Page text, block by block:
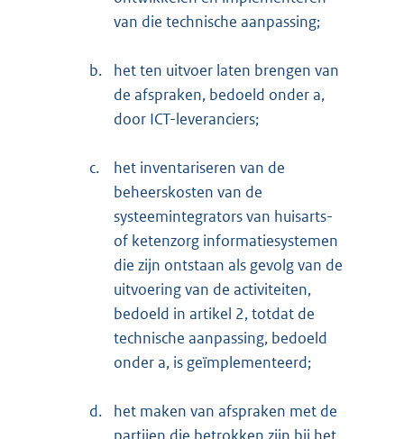
van die technische aanpassing;
b.
het ten uitvoer laten brengen van
de afspraken, bedoeld onder a,
door ICT-leveranciers;
c.
het inventariseren van de
beheerskosten van de
systeemintegrators van huisarts-
of ketenzorg informatiesystemen
die zijn ontstaan als gevolg van de
uitvoering van de activiteiten,
bedoeld in artikel 2, totdat de
technische aanpassing, bedoeld
onder a, is geïmplementeerd;
d.
het maken van afspraken met de